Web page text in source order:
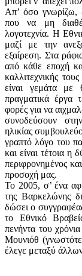
Απ’ όσο γνωρίζω,
που να μη
λογοτεχνία. Η
μαζί με την
εξαίρεση. Στα
από κάθε εποχή
καλλιτεχνικής
είναι γεμάτα με
πραγματικά έργα
φορές για να
συνοδεύσουν
ηλικίας
γραπτό λόγο του
και είναι τέτοια
περιφρονημένος
προσοχή μας.
Το 2005, σ’ ένα
της Βαρκελώνης
δώσει ο
το Εθνικό
πενήντα του
Μουνιόθ
έλεγε μεταξύ